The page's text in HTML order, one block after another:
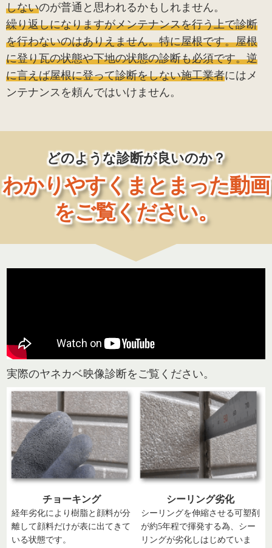
しないのが普通と思われるかもしれません。
繰り返しになりますがメンテナンスを行う上で診断
を行わないのはありえません。特に屋根です。屋根
に登り瓦の状態や下地の状態の診断も必須です。逆
に言えば屋根に登って診断をしない施工業者にはメ
ンテナンスを頼んではいけません。
どのような診断が良いのか？
わかりやすくまとまった動画
をご覧ください。
チョーキング
経年劣化により樹脂と顔料が分
離して顔料だけが表に出てきて
いる状態です。
シーリング劣化
シーリングを伸縮させる可塑剤
が約5年程で揮発する為、シー
リングが劣化しはじめていま
実際のヤネカベ映像診断をご覧ください。